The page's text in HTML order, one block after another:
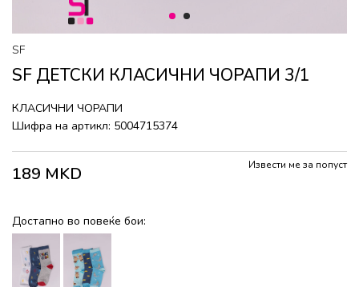
1 2
SF
SF ДЕТСКИ КЛАСИЧНИ ЧОРАПИ 3/1
КЛАСИЧНИ ЧОРАПИ
Шифра на артикл: 5004715374
189 MKD Извести ме за попуст
Достапно во повеќе бои: